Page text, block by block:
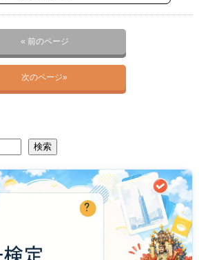
« 前のページ
次のページ»
検索